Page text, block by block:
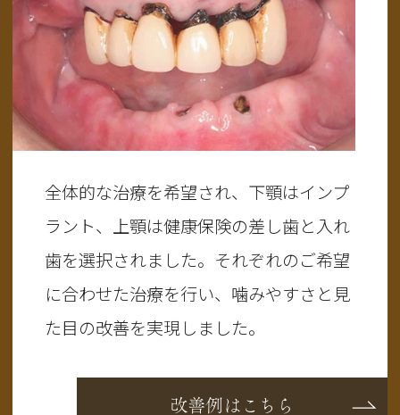
全体的な治療を希望され、下顎はインプ
ラント、上顎は健康保険の差し歯と入れ
歯を選択されました。それぞれのご希望
に合わせた治療を行い、噛みやすさと見
た目の改善を実現しました。
改善例はこちら